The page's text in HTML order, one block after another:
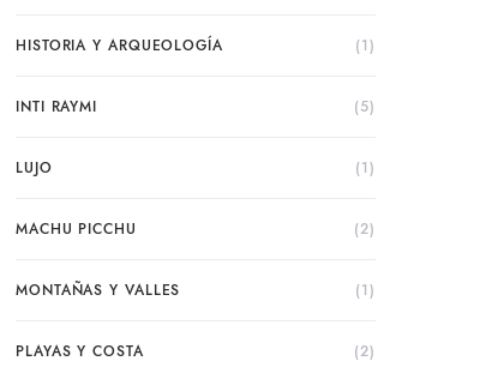
HISTORIA Y ARQUEOLOGÍA (1)
INTI RAYMI (5)
LUJO (1)
MACHU PICCHU (2)
MONTAÑAS Y VALLES (1)
PLAYAS Y COSTA (2)